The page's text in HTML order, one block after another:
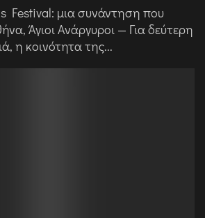
Festival: μια συνάντηση που
Άγιοι Ανάργυροι — Για δεύτερη
η κοινότητα της...